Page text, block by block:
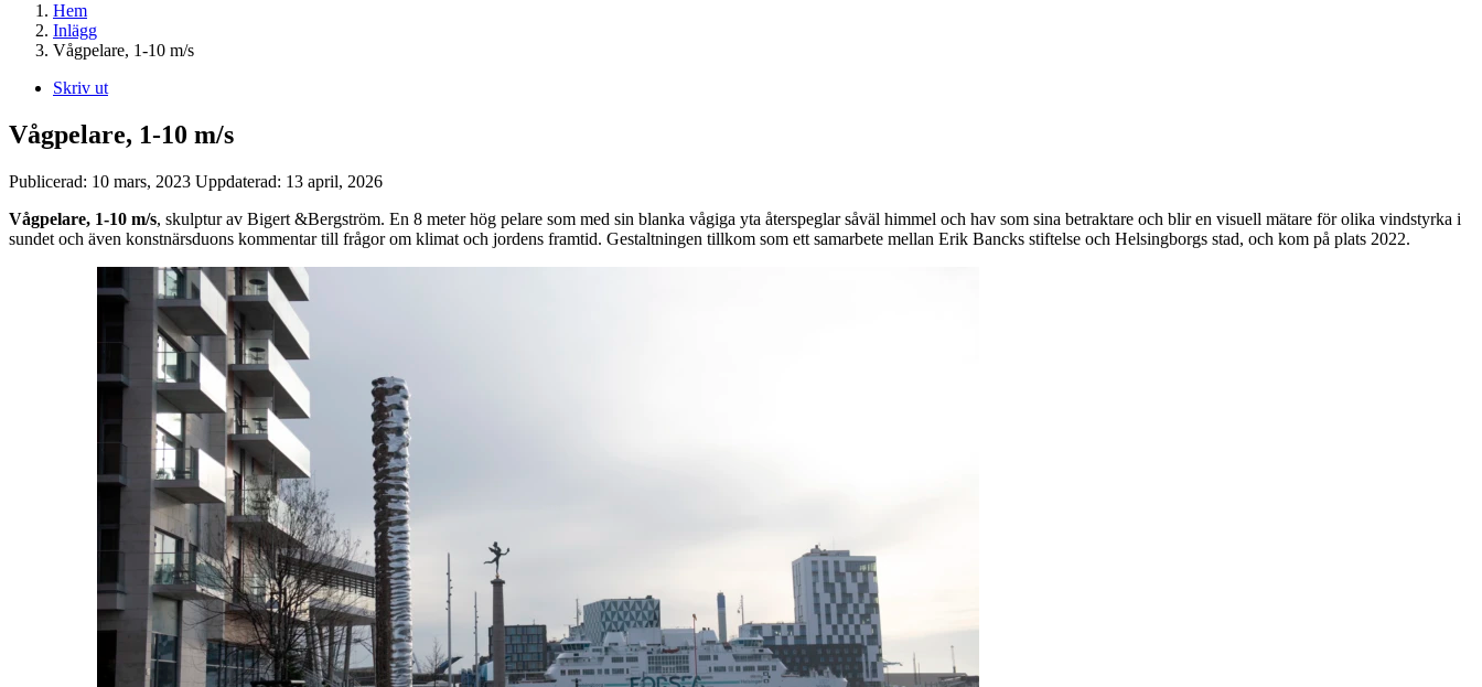
Hem
Inlägg
Vågpelare, 1-10 m/s
Skriv ut
Vågpelare, 1-10 m/s
Publicerad: 10 mars, 2023 Uppdaterad: 13 april, 2026
Vågpelare, 1-10 m/s, skulptur av Bigert &Bergström. En 8 meter hög pelare som med sin blanka vågiga yta återspeglar såväl himmel och hav som sina betraktare och blir en visuell mätare för olika vindstyrka i
sundet och även konstnärsduons kommentar till frågor om klimat och jordens framtid. Gestaltningen tillkom som ett samarbete mellan Erik Bancks stiftelse och Helsingborgs stad, och kom på plats 2022.